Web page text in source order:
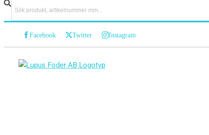
Facebook Twitter Instagram